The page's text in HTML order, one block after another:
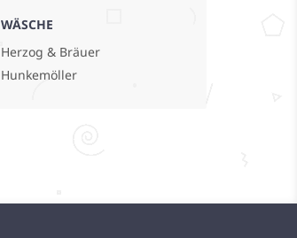
WÄSCHE
Herzog & Bräuer
Hunkemöller